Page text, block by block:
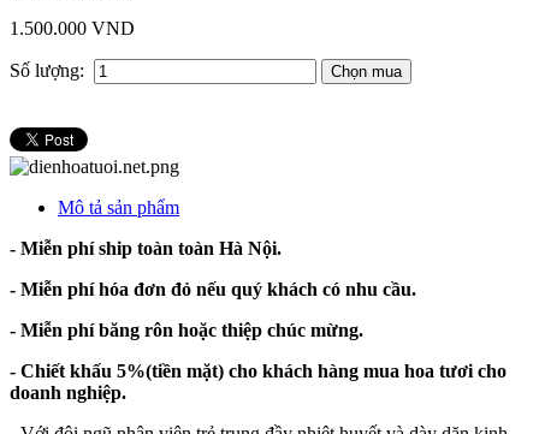
1.500.000 VND
Số lượng:
Mô tả sản phẩm
- Miễn phí ship toàn toàn Hà Nội.
- Miễn phí hóa đơn đỏ nếu quý khách có nhu cầu.
- Miễn phí băng rôn hoặc thiệp chúc mừng.
- Chiết khấu 5%(tiền mặt) cho khách hàng mua hoa tươi cho
doanh nghiệp.